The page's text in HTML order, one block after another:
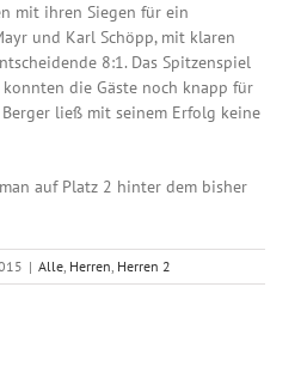
mit ihren Siegen für ein
und Karl Schöpp, mit klaren
8:1. Das Spitzenspiel
die Gäste noch knapp für
ließ mit seinem Erfolg keine
auf Platz 2 hinter dem bisher
| Alle, Herren, Herren 2